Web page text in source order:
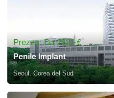
Prezzo: Da 2821 €
Penile Implant
Seoul, Corea del Sud